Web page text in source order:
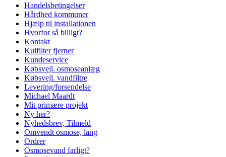
Handelsbetingelser
Hårdhed kommuner
Hjælp til installationen
Hvorfor så billigt?
Kontakt
Kulfilter fjerner
Kundeservice
Købsvejl. osmoseanlæg
Købsvejl. vandfiltre
Levering/forsendelse
Michael Maardt
Mit primære projekt
Ny her?
Nyhedsbrev, Tilmeld
Omvendt osmose, lang
Ordrer
Osmosevand farligt?